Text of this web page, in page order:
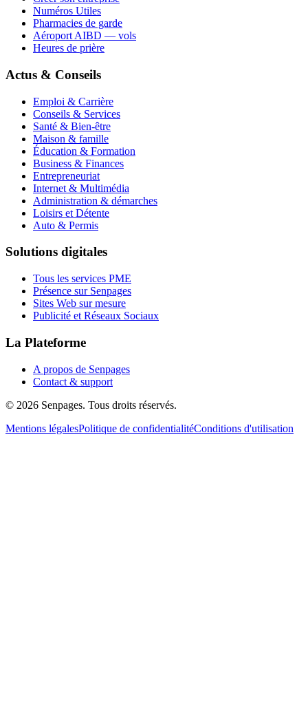
Numéros Utiles
Pharmacies de garde
Aéroport AIBD — vols
Heures de prière
Actus & Conseils
Emploi & Carrière
Conseils & Services
Santé & Bien-être
Maison & famille
Éducation & Formation
Business & Finances
Entrepreneuriat
Internet & Multimédia
Administration & démarches
Loisirs et Détente
Auto & Permis
Solutions digitales
Tous les services PME
Présence sur Senpages
Sites Web sur mesure
Publicité et Réseaux Sociaux
La Plateforme
A propos de Senpages
Contact & support
© 2026 Senpages. Tous droits réservés.
Mentions légalesPolitique de confidentialitéConditions d'utilisation